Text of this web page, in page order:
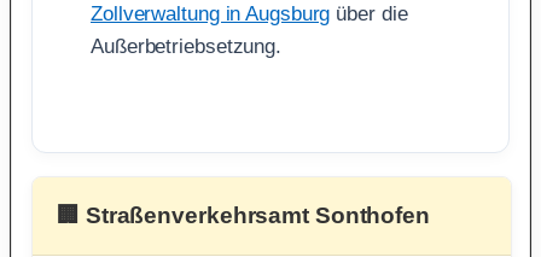
Zollverwaltung in Augsburg über die
Außerbetriebsetzung.
🏢 Straßenverkehrsamt Sonthofen